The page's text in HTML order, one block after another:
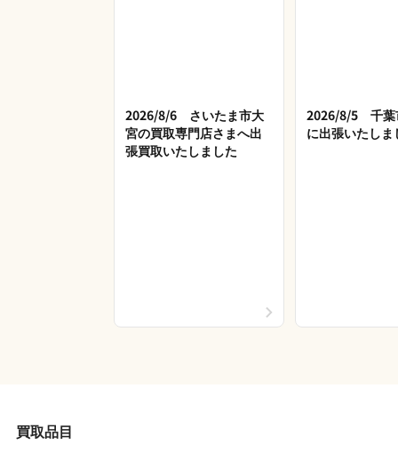
2026/8/6 さいたま市大
宮の買取専門店さまへ出
張買取いたしました
2026/8/5 千葉
に出張いたしま
買取品目